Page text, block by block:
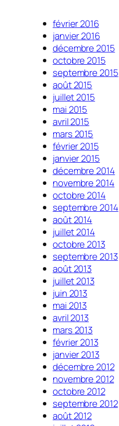
février 2016
janvier 2016
décembre 2015
octobre 2015
septembre 2015
août 2015
juillet 2015
mai 2015
avril 2015
mars 2015
février 2015
janvier 2015
décembre 2014
novembre 2014
octobre 2014
septembre 2014
août 2014
juillet 2014
octobre 2013
septembre 2013
août 2013
juillet 2013
juin 2013
mai 2013
avril 2013
mars 2013
février 2013
janvier 2013
décembre 2012
novembre 2012
octobre 2012
septembre 2012
août 2012